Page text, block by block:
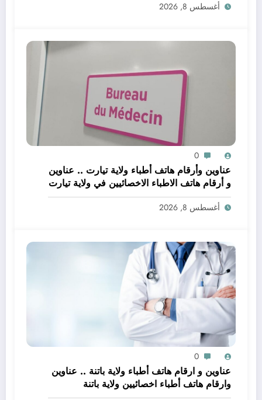
أغسطس 8, 2026
0
عناوين وأرقام هاتف أطباء ولاية تيارت .. عناوين
و أرقام هاتف الاطباء الاخصائيين في ولاية تيارت
أغسطس 8, 2026
0
عناوين و ارقام هاتف أطباء ولاية باتنة .. عناوين
وارقام هاتف أطباء اخصائيين ولاية باتنة